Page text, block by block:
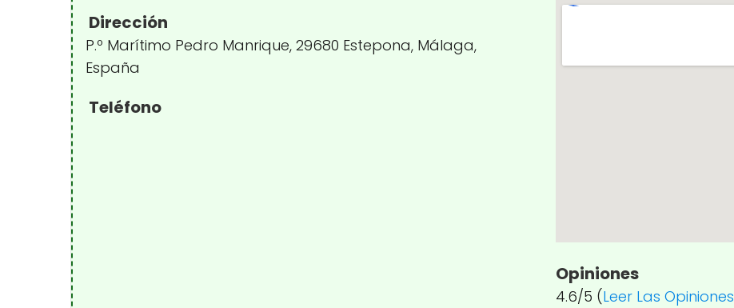
Dirección
P.º Marítimo Pedro Manrique, 29680 Estepona, Málaga,
España
Teléfono
Opiniones
4.6/5 (Leer Las Opiniones